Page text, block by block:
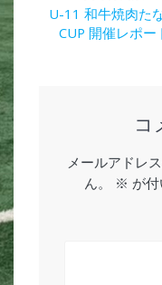
稿
ナ
ビ
ゲ
ー
シ
ョ
ン
Previous
post:
U-11 和牛焼肉た
CUP 開催レポー
コ
メールアドレ
ん。
※ が